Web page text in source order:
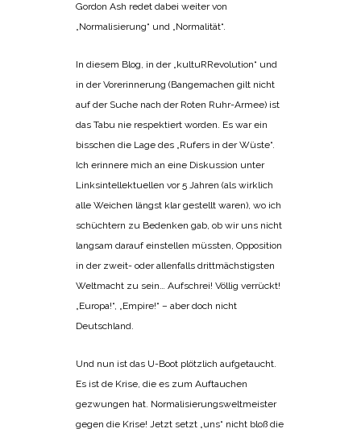
Gordon Ash redet dabei weiter von
„Normalisierung“ und „Normalität“.
In diesem Blog, in der „kultuRRevolution“ und
in der Vorerinnerung (Bangemachen gilt nicht
auf der Suche nach der Roten Ruhr-Armee) ist
das Tabu nie respektiert worden. Es war ein
bisschen die Lage des „Rufers in der Wüste“.
Ich erinnere mich an eine Diskussion unter
Linksintellektuellen vor 5 Jahren (als wirklich
alle Weichen längst klar gestellt waren), wo ich
schüchtern zu Bedenken gab, ob wir uns nicht
langsam darauf einstellen müssten, Opposition
in der zweit- oder allenfalls drittmächstigsten
Weltmacht zu sein… Aufschrei! Völlig verrückt!
„Europa!“, „Empire!“ – aber doch nicht
Deutschland.
Und nun ist das U-Boot plötzlich aufgetaucht.
Es ist de Krise, die es zum Auftauchen
gezwungen hat. Normalisierungsweltmeister
gegen die Krise! Jetzt setzt „uns“ nicht bloß die